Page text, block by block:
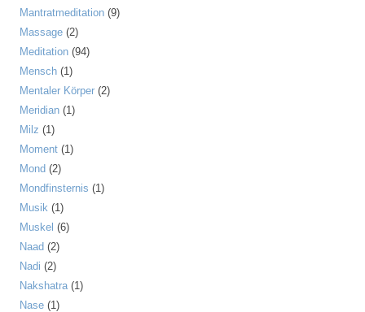
Mantratmeditation (9)
Massage (2)
Meditation (94)
Mensch (1)
Mentaler Körper (2)
Meridian (1)
Milz (1)
Moment (1)
Mond (2)
Mondfinsternis (1)
Musik (1)
Muskel (6)
Naad (2)
Nadi (2)
Nakshatra(1)
Nase (1)